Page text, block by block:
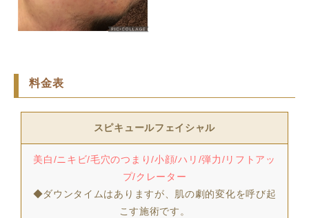
料金表
スピキュールフェイシャル
美白/ニキビ/毛穴のつまり/小顔/ハリ/弾力/リフトアッ
プ/クレーター
◆ダウンタイムはありますが、肌の劇的変化を呼び起
こす施術です。